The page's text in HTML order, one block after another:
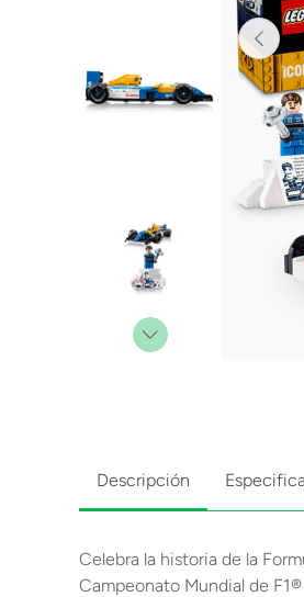
Vehículos y Pistas
Descripción
Celebra la historia de la
Campeonato Mundial de